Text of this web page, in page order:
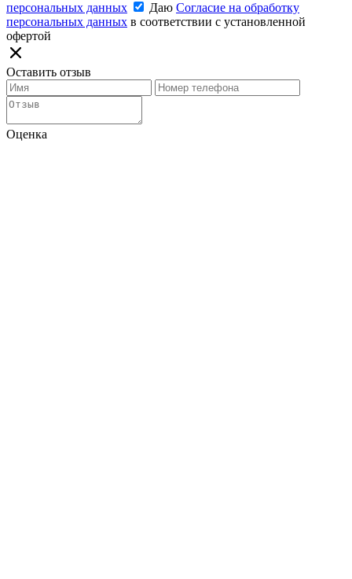
персональных данных
Даю Согласие на обработку
персональных данных в соответствии с установленной
офертой
Оставить отзыв
Оценка